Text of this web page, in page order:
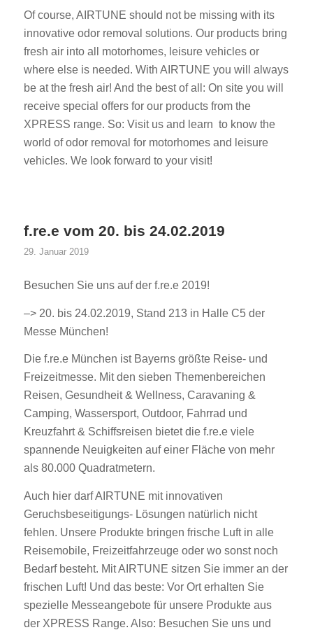
Of course, AIRTUNE should not be missing with its
innovative odor removal solutions. Our products bring
fresh air into all motorhomes, leisure vehicles or
where else is needed. With AIRTUNE you will always
be at the fresh air! And the best of all: On site you will
receive special offers for our products from the
XPRESS range. So: Visit us and learn to know the
world of odor removal for motorhomes and leisure
vehicles. We look forward to your visit!
f.re.e vom 20. bis 24.02.2019
29. Januar 2019
Besuchen Sie uns auf der f.re.e 2019!
–> 20. bis 24.02.2019, Stand 213 in Halle C5 der
Messe München!
Die f.re.e München ist Bayerns größte Reise- und
Freizeitmesse. Mit den sieben Themenbereichen
Reisen, Gesundheit & Wellness, Caravaning &
Camping, Wassersport, Outdoor, Fahrrad und
Kreuzfahrt & Schiffsreisen bietet die f.re.e viele
spannende Neuigkeiten auf einer Fläche von mehr
als 80.000 Quadratmetern.
Auch hier darf AIRTUNE mit innovativen
Geruchsbeseitigungs- Lösungen natürlich nicht
fehlen. Unsere Produkte bringen frische Luft in alle
Reisemobile, Freizeitfahrzeuge oder wo sonst noch
Bedarf besteht. Mit AIRTUNE sitzen Sie immer an der
frischen Luft! Und das beste: Vor Ort erhalten Sie
spezielle Messeangebote für unsere Produkte aus
der XPRESS Range. Also: Besuchen Sie uns und